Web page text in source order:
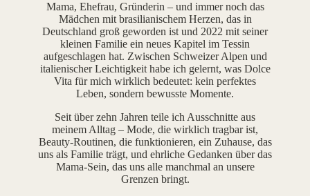
Mama, Ehefrau, Gründerin – und immer noch das
Mädchen mit brasilianischem Herzen, das in
Deutschland groß geworden ist und 2022 mit seiner
kleinen Familie ein neues Kapitel im Tessin
aufgeschlagen hat. Zwischen Schweizer Alpen und
italienischer Leichtigkeit habe ich gelernt, was Dolce
Vita für mich wirklich bedeutet: kein perfektes
Leben, sondern bewusste Momente.
Seit über zehn Jahren teile ich Ausschnitte aus
meinem Alltag – Mode, die wirklich tragbar ist,
Beauty-Routinen, die funktionieren, ein Zuhause, das
uns als Familie trägt, und ehrliche Gedanken über das
Mama-Sein, das uns alle manchmal an unsere
Grenzen bringt.